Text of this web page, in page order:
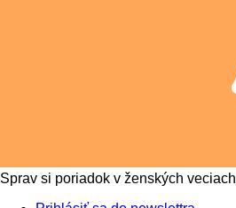
Sprav si poriadok v ženských veciach